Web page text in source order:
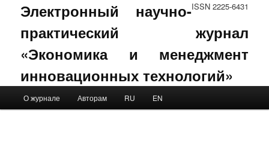
ISSN 2225-6431
Электронный научно-
практический журнал
«Экономика и менеджмент
инновационных технологий»
Skip to primary content
Skip to secondary content
О журнале Авторам RU EN